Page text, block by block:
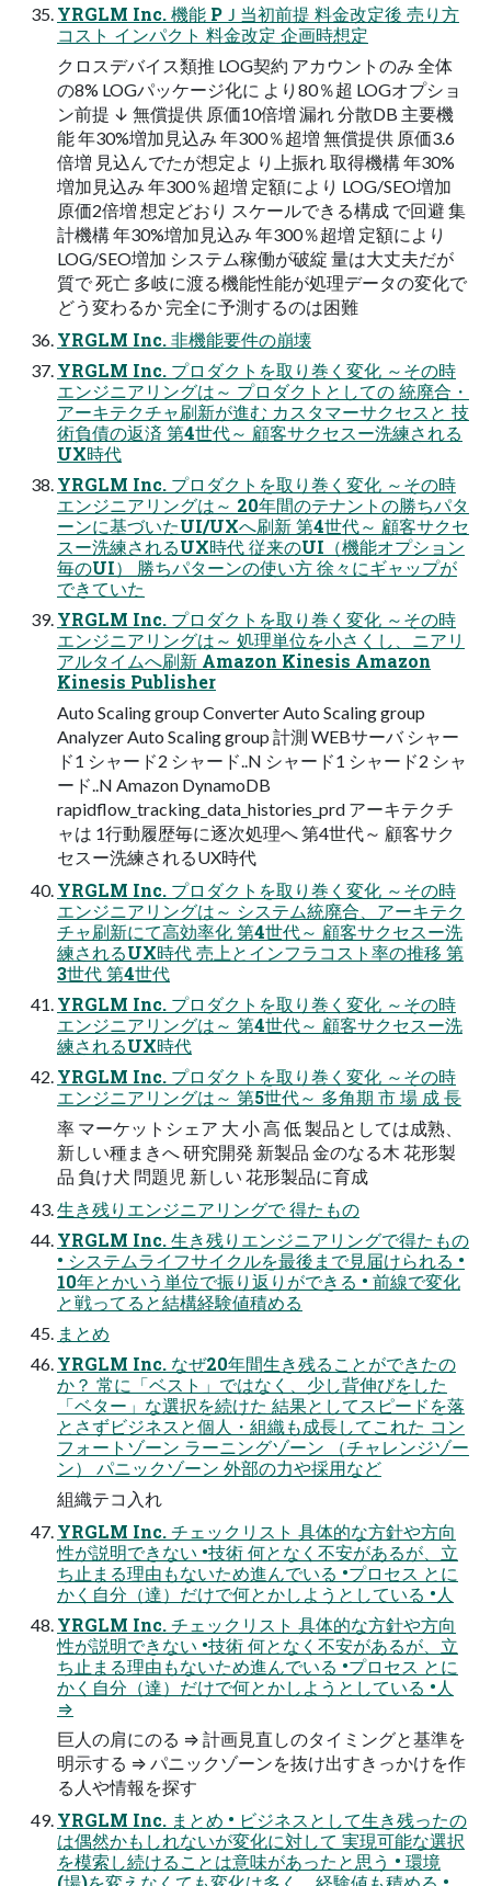
YRGLM Inc. 機能 PＪ当初前提 料金改定後 売り方
コスト インパクト 料金改定 企画時想定
クロスデバイス類推 LOG契約 アカウントのみ 全体
の8% LOGパッケージ化に より80％超 LOGオプショ
ン前提 ↓ 無償提供 原価10倍増 漏れ 分散DB 主要機
能 年30%増加見込み 年300％超増 無償提供 原価3.6
倍増 見込んでたが想定よ り上振れ 取得機構 年30%
増加見込み 年300％超増 定額により LOG/SEO増加
原価2倍増 想定どおり スケールできる構成 で回避 集
計機構 年30%増加見込み 年300％超増 定額により
LOG/SEO増加 システム稼働が破綻 量は大丈夫だが
質で 死亡 多岐に渡る機能性能が処理データの変化で
どう変わるか 完全に予測するのは困難
YRGLM Inc. 非機能要件の崩壊
YRGLM Inc. プロダクトを取り巻く変化 ～その時
エンジニアリングは～ プロダクトとしての 統廃合・
アーキテクチャ刷新が進む カスタマーサクセスと 技
術負債の返済 第4世代～ 顧客サクセスー洗練される
UX時代
YRGLM Inc. プロダクトを取り巻く変化 ～その時
エンジニアリングは～ 20年間のテナントの勝ちパタ
ーンに基づいたUI/UXへ刷新 第4世代～ 顧客サクセ
スー洗練されるUX時代 従来のUI（機能オプション
毎のUI） 勝ちパターンの使い方 徐々にギャップが
できていた
YRGLM Inc. プロダクトを取り巻く変化 ～その時
エンジニアリングは～ 処理単位を小さくし、ニアリ
アルタイムへ刷新 Amazon Kinesis Amazon
Kinesis Publisher
Auto Scaling group Converter Auto Scaling group
Analyzer Auto Scaling group 計測 WEBサーバ シャー
ド1 シャード2 シャード..N シャード1 シャード2 シャ
ード..N Amazon DynamoDB
rapidflow_tracking_data_histories_prd アーキテクチ
ャは 1行動履歴毎に逐次処理へ 第4世代～ 顧客サク
セスー洗練されるUX時代
YRGLM Inc. プロダクトを取り巻く変化 ～その時
エンジニアリングは～ システム統廃合、アーキテク
チャ刷新にて高効率化 第4世代～ 顧客サクセスー洗
練されるUX時代 売上とインフラコスト率の推移 第
3世代 第4世代
YRGLM Inc. プロダクトを取り巻く変化 ～その時
エンジニアリングは～ 第4世代～ 顧客サクセスー洗
練されるUX時代
YRGLM Inc. プロダクトを取り巻く変化 ～その時
エンジニアリングは～ 第5世代～ 多角期 市 場 成 長
率 マーケットシェア 大 小 高 低 製品としては成熟、
新しい種まきへ 研究開発 新製品 金のなる木 花形製
品 負け犬 問題児 新しい 花形製品に育成
生き残りエンジニアリングで 得たもの
YRGLM Inc. 生き残りエンジニアリングで得たもの
• システムライフサイクルを最後まで見届けられる •
10年とかいう単位で振り返りができる • 前線で変化
と戦ってると結構経験値積める
まとめ
YRGLM Inc. なぜ20年間生き残ることができたの
か？ 常に「ベスト」ではなく、少し背伸びをした
「ベター」な選択を続けた 結果としてスピードを落
とさずビジネスと個人・組織も成長してこれた コン
フォートゾーン ラーニングゾーン （チャレンジゾー
ン） パニックゾーン 外部の力や採用など
組織テコ入れ
YRGLM Inc. チェックリスト 具体的な方針や方向
性が説明できない •技術 何となく不安があるが、立
ち止まる理由もないため進んでいる •プロセス とに
かく自分（達）だけで何とかしようとしている •人
YRGLM Inc. チェックリスト 具体的な方針や方向
性が説明できない •技術 何となく不安があるが、立
ち止まる理由もないため進んでいる •プロセス とに
かく自分（達）だけで何とかしようとしている •人
⇒
巨人の肩にのる ⇒ 計画見直しのタイミングと基準を
明示する ⇒ パニックゾーンを抜け出すきっかけを作
る人や情報を探す
YRGLM Inc. まとめ • ビジネスとして生き残ったの
は偶然かもしれないが変化に対して 実現可能な選択
を模索し続けることは意味があったと思う • 環境